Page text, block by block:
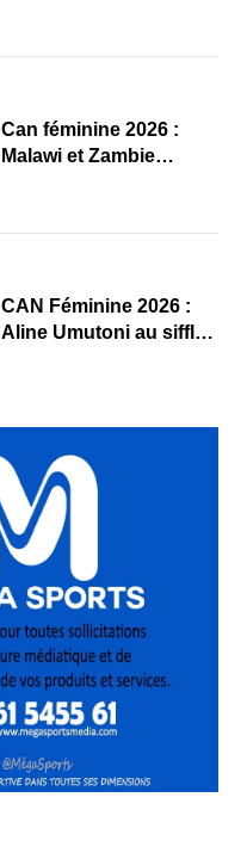
‎Can féminine 2026 :
Malawi et Zambie
‎CAN Féminine 2026 :
Aline Umutoni au sifflet